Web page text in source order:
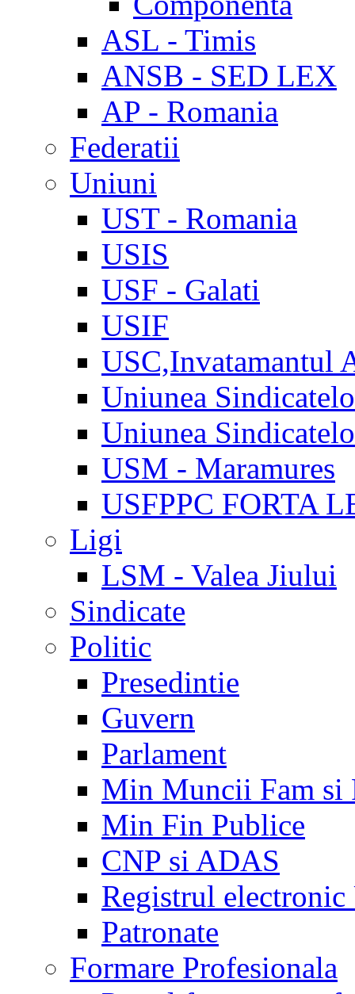
ASL - Timis
ANSB - SED LEX
AP - Romania
Federatii
Uniuni
UST - Romania
USIS
USF - Galati
USIF
USC,Invatamantul
Uniunea
Uniunea
USM - Maramures
USFPPC FORTA
Ligi
LSM - Valea Jiului
Sindicate
Politic
Presedintie
Guvern
Parlament
Min Muncii Fam si
Min Fin Publice
CNP si ADAS
Registrul electronic
Patronate
Formare Profesionala